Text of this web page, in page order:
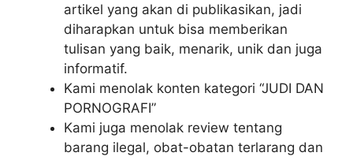
artikel yang akan di publikasikan, jadi
diharapkan untuk bisa memberikan
tulisan yang baik, menarik, unik dan juga
informatif.
Kami menolak konten kategori “JUDI DAN
PORNOGRAFI”
Kami juga menolak review tentang
barang ilegal, obat-obatan terlarang dan